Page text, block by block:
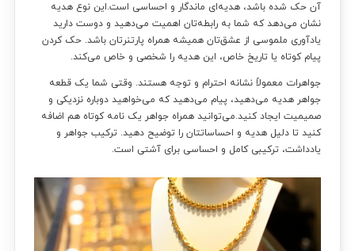
آن حک شده باشد، هدیه‌ای ماندگار و احساسی است.این نوع هدیه
نشان می‌دهد که شما به رابطه‌تان اهمیت می‌دهید و دوست دارید
یادآوری ملموسی از عشق‌تان همیشه همراه پارتنرتان باشد. حک کردن
پیام کوتاه یا تاریخ خاص، این هدیه را شخصی و خاص می‌کند.
جواهرات معمولاً نشانه احترام و توجه هستند. وقتی شما یک قطعه
جواهر هدیه می‌دهید، پیام می‌دهید که می‌خواهید دوباره نزدیکی و
صمیمیت ایجاد کنید.می‌توانید همراه جواهر یک نامه کوتاه هم اضافه
کنید تا دلیل هدیه و احساساتتان را توضیح دهید. ترکیب جواهر و
یادداشت، ترکیبی کامل و احساسی برای آشتی است.